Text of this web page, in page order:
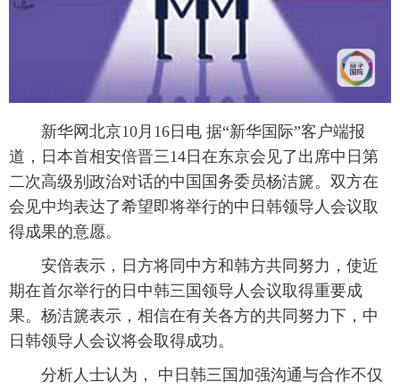
富媒体 新华广播
新华电视中文 新华电视英文 返回PC
新华网北京10月16日电 据“新华国际”客户端报
道，日本首相安倍晋三14日在东京会见了出席中日第
二次高级别政治对话的中国国务委员杨洁篪。双方在
会见中均表达了希望即将举行的中日韩领导人会议取
得成果的意愿。
安倍表示，日方将同中方和韩方共同努力，使近
期在首尔举行的日中韩三国领导人会议取得重要成
果。杨洁篪表示，相信在有关各方的共同努力下，中
日韩领导人会议将会取得成功。
分析人士认为， 中日韩三国加强沟通与合作不仅